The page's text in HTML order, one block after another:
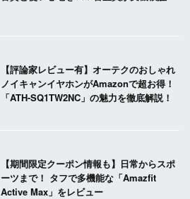
【評論家レビュー有】オーテクのおしゃれ
ノイキャンイヤホンがAmazonで超お得！
「ATH-SQ1TW2NC」の魅力を徹底解説！
【期間限定クーポン情報も】日常からスポ
ーツまで！ タフで多機能な「Amazfit
Active Max」をレビュー